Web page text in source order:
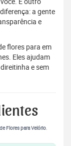
a gente
e
flores para em
Eles ajudam
e sem
Flores para Velório.